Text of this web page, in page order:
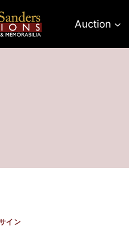
Auction
イン